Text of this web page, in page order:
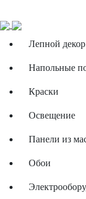
Лепной декор
Напольные
Краски
Освещение
Панели из
Обои